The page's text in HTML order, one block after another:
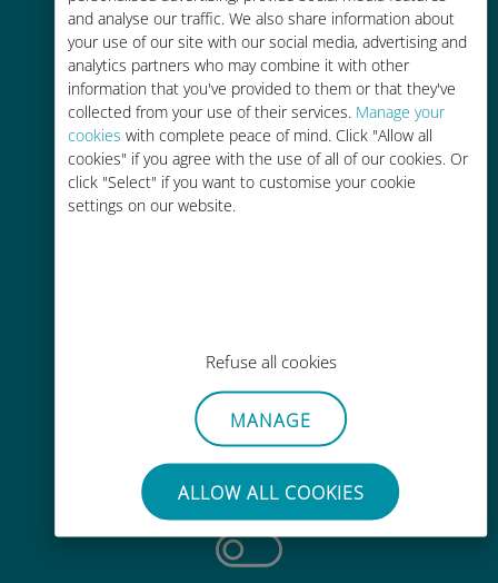
and analyse our traffic. We also share information about
your use of our site with our social media, advertising and
analytics partners who may combine it with other
information that you've provided to them or that they've
collected from your use of their services. Manage your
cookies with complete peace of mind. Click "Allow all
cookies" if you agree with the use of all of our cookies. Or
click "Select" if you want to customise your cookie
settings on our website.
Refuse all cookies
MANAGE
ALLOW ALL COOKIES
90% 저렴합니다.
간편한 충전
Wi-Fi나 남은 데이터가 없어도 Ubigi
간편한
기존 SIM 카드를 제거할 필요가 없습
니다.